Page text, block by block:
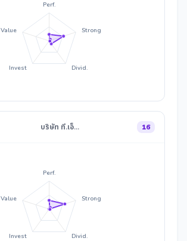
Perf.
Strong
Divid.
Invest
Value
บริษัท ที.เอ็… 16
Perf.
Strong
Divid.
Invest
Value